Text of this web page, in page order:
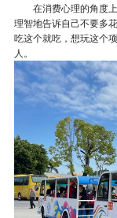
在消费心理的角度
理智地告诉自己不要多
吃这个就吃，想玩这个
人。